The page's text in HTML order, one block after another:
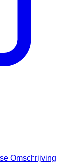
Omschrijving